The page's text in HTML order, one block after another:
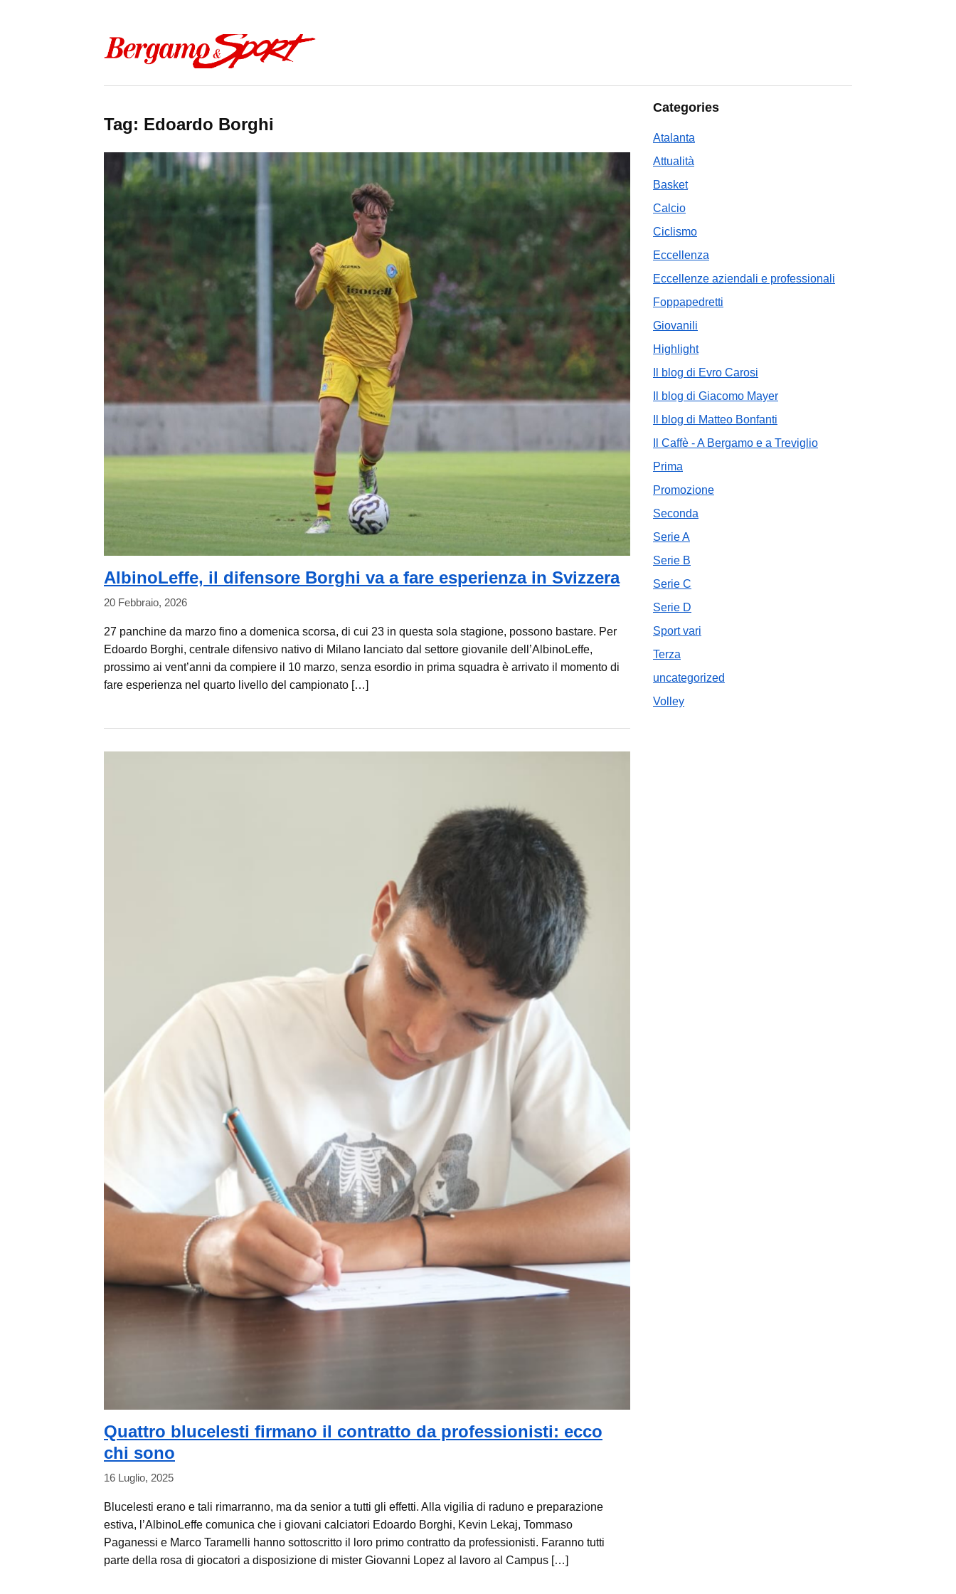
Tag: Edoardo Borghi
AlbinoLeffe, il difensore Borghi va a fare esperienza in Svizzera
20 Febbraio, 2026
27 panchine da marzo fino a domenica scorsa, di cui 23 in questa sola stagione, possono bastare. Per
Edoardo Borghi, centrale difensivo nativo di Milano lanciato dal settore giovanile dell’AlbinoLeffe,
prossimo ai vent’anni da compiere il 10 marzo, senza esordio in prima squadra è arrivato il momento di
fare esperienza nel quarto livello del campionato […]
Quattro blucelesti firmano il contratto da professionisti: ecco
chi sono
16 Luglio, 2025
Blucelesti erano e tali rimarranno, ma da senior a tutti gli effetti. Alla vigilia di raduno e preparazione
estiva, l’AlbinoLeffe comunica che i giovani calciatori Edoardo Borghi, Kevin Lekaj, Tommaso
Paganessi e Marco Taramelli hanno sottoscritto il loro primo contratto da professionisti. Faranno tutti
parte della rosa di giocatori a disposizione di mister Giovanni Lopez al lavoro al Campus […]
Categories
Atalanta
Attualità
Basket
Calcio
Ciclismo
Eccellenza
Eccellenze aziendali e professionali
Foppapedretti
Giovanili
Highlight
Il blog di Evro Carosi
Il blog di Giacomo Mayer
Il blog di Matteo Bonfanti
Il Caffè - A Bergamo e a Treviglio
Prima
Promozione
Seconda
Serie A
Serie B
Serie C
Serie D
Sport vari
Terza
uncategorized
Volley